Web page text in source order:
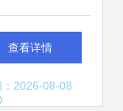
厂与72亿的投
管理密码
查看详情
2026-08-08